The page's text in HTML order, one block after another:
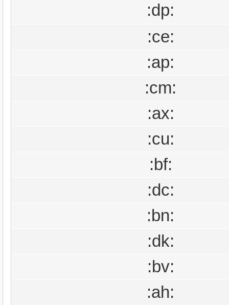
:dp:
:ce:
:ap:
:cm:
:ax:
:cu:
:bf:
:dc:
:bn:
:dk:
:bv:
:ah: